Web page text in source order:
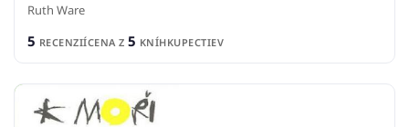
Ruth Ware
5 RECENZIÍCENA Z 5 KNÍHKUPECTIEV